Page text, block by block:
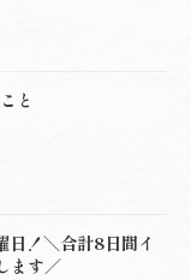
と
日！＼合計8日間イ
ます／